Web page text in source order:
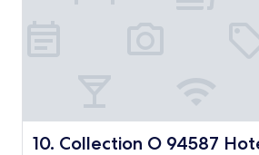
10. Collection O 94587
Collection O 94587 Hotel Kebon